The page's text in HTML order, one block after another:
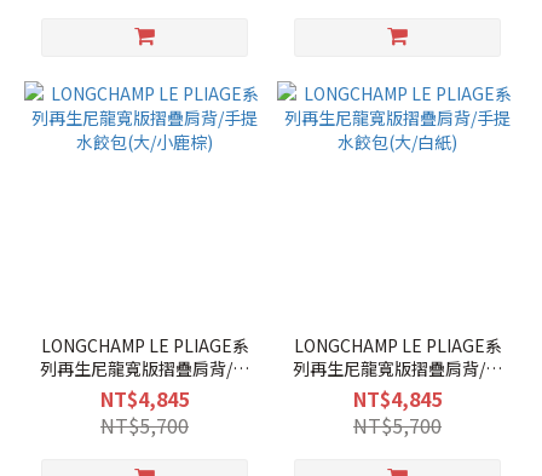
LONGCHAMP LE PLIAGE系
列再生尼龍寬版摺疊肩背/手
提水餃包(大/小鹿棕)
NT$4,845
NT$5,700
LONGCHAMP LE PLIAGE系
列再生尼龍寬版摺疊肩背/手
提水餃包(大/白紙)
NT$4,845
NT$5,700